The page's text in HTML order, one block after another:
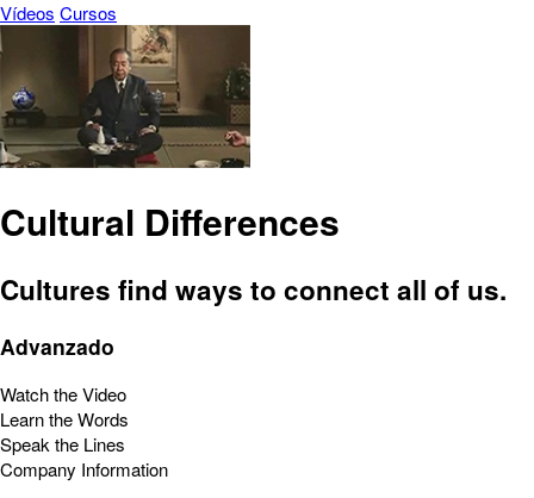
Vídeos Cursos
Cultural Differences
Cultures find ways to connect all of us.
Advanzado
Watch the Video
Learn the Words
Speak the Lines
Company Information